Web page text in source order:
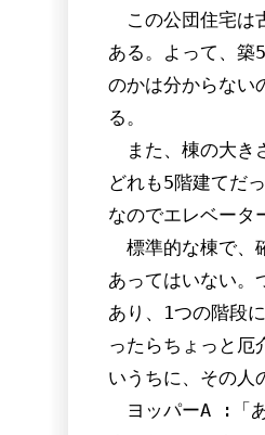
この公団住宅は
ある。よって、築
のかは分からない
る。
また、棟の大き
どれも5階建てだ
なのでエレベータ
標準的な棟で、
あってはいない。
あり、1つの階段
ったらちょっと厄
いうちに、その人
ヨッパーA :「あ